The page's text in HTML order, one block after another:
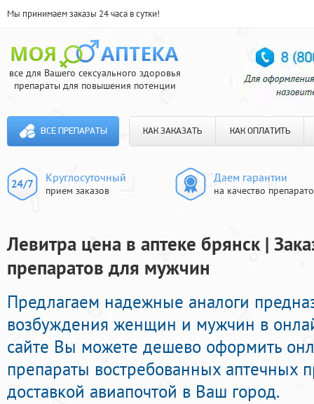
Мы принимаем заказы 24 часа в сутки!
все для Вашего сексуального здоровья
препараты для повышения потенции
ВСЕ ПРЕПАРАТЫ КАК ЗАКАЗАТЬ КАК ОПЛАТИТЬ
Круглосуточный
прием заказов
Даем гарантии
на качество
Левитра цена в аптеке брянск |
препаратов для мужчин
Предлагаем надежные аналоги
возбуждения женщин и мужчин в
сайте Вы можете дешево оформить
препараты востребованных аптечных
доставкой авиапочтой в Ваш город.